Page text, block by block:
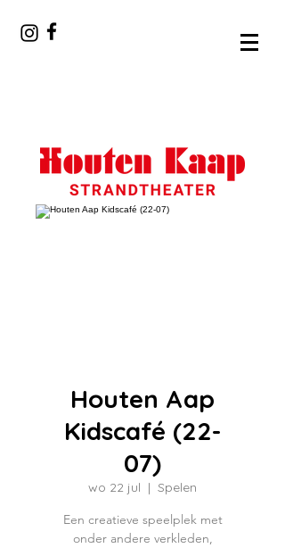
Houten Aap
Kidscafé (22-
07)
wo 22 jul
  |
Spelen
Een creatieve speelplek met
onder andere verkleden,